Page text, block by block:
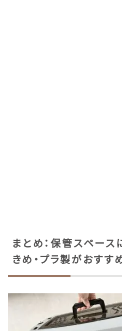
まとめ：保管スペー
きめ・プラ製がおすす